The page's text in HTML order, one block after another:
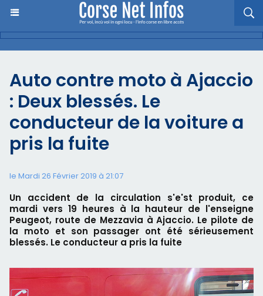
Auto contre moto à Ajaccio
: Deux blessés. Le
conducteur de la voiture a
pris la fuite
le Mardi 26 Février 2019 à 21:07
Un accident de la circulation s'e'st produit, ce
mardi vers 19 heures à la hauteur de l'enseigne
Peugeot, route de Mezzavia à Ajaccio. Le pilote de
la moto et son passager ont été sérieusement
blessés. Le conducteur a pris la fuite